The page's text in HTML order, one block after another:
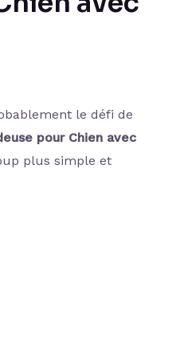
le défi de
pour Chien avec
plus simple et